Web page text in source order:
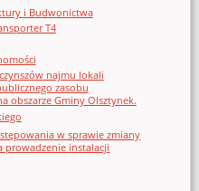
i Budwonictwa
T4
najmu lokali
zasobu
obszarze Gminy Olsztynek.
w sprawie zmiany
prowadzenie instalacji